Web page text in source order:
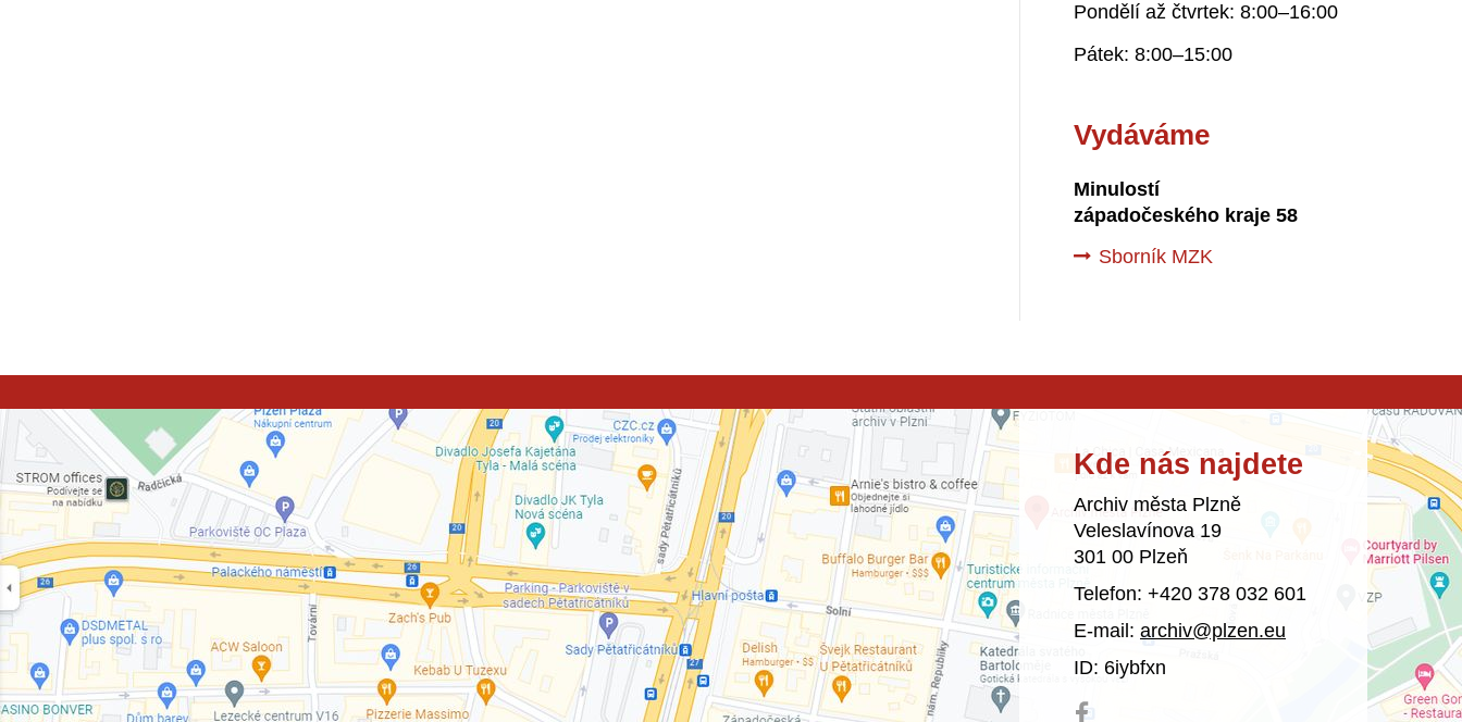
Pondělí až čtvrtek: 8:00–16:00
Pátek: 8:00–15:00
Vydáváme
Minulostí
západočeského kraje 58
Sborník MZK
Kde nás najdete
Archiv města Plzně
Veleslavínova 19
301 00 Plzeň
Telefon: +420 378 032 601
E-mail: archiv@plzen.eu
ID: 6iybfxn